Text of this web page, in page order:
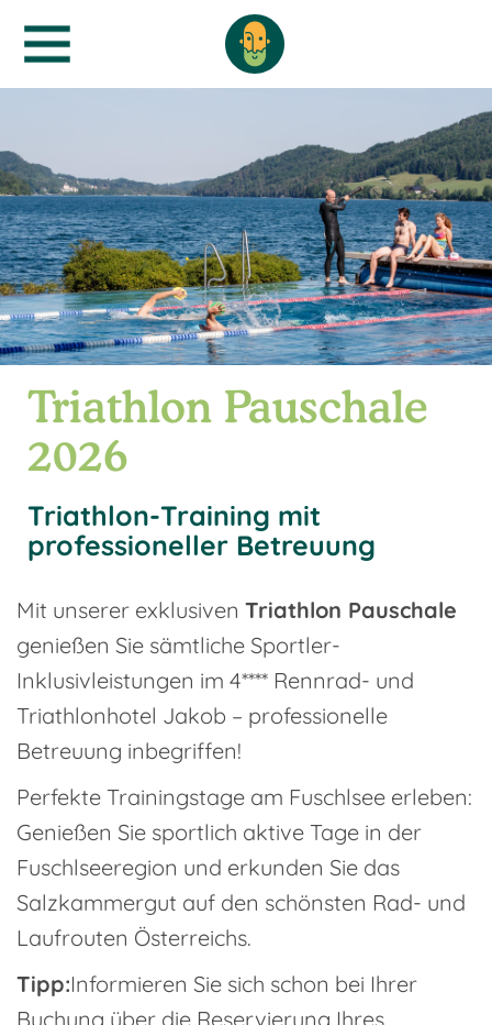
Triathlon Pauschale
2026
Triathlon-Training mit
professioneller Betreuung
Mit unserer exklusiven Triathlon Pauschale
genießen Sie sämtliche Sportler-
Inklusivleistungen im 4**** Rennrad- und
Triathlonhotel Jakob – professionelle
Betreuung inbegriffen!
Perfekte Trainingstage am Fuschlsee erleben:
Genießen Sie sportlich aktive Tage in der
Fuschlseeregion und erkunden Sie das
Salzkammergut auf den schönsten Rad- und
Laufrouten Österreichs.
Tipp:Informieren Sie sich schon bei Ihrer
Buchung über die Reservierung Ihres